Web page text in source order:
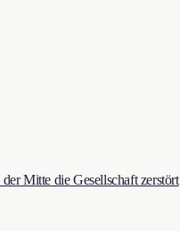
Mitte die Gesellschaft zerstört